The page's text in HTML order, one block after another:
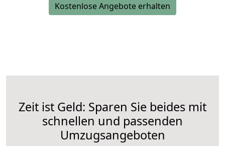
Kostenlose Angebote erhalten
Zeit ist Geld: Sparen Sie beides mit
schnellen und passenden
Umzugsangeboten